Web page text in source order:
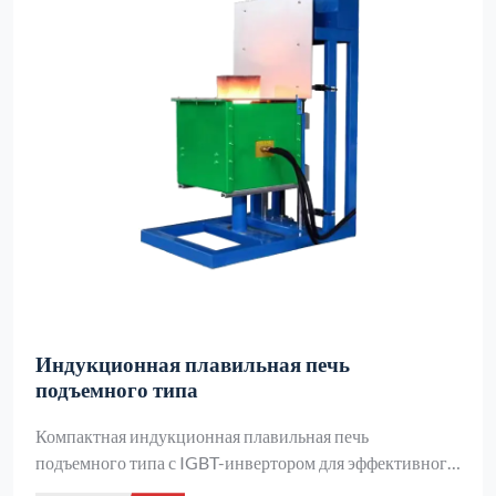
Индукционная плавильная печь
подъемного типа
Компактная индукционная плавильная печь
подъемного типа с IGBT-инвертором для эффективного
плавления золота, серебра, платины, меди и